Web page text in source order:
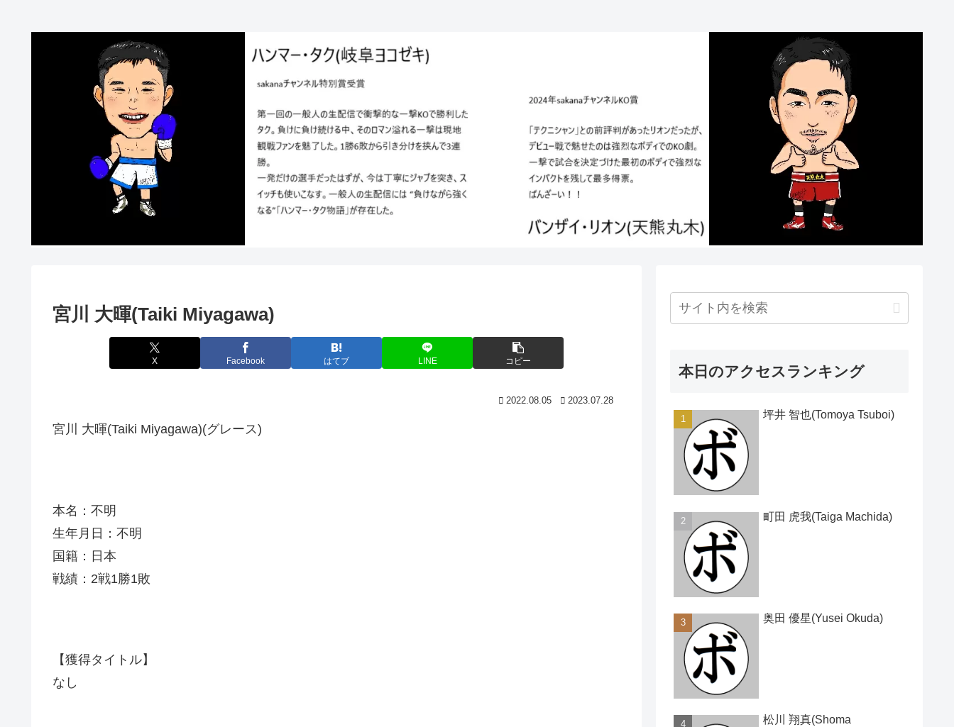
宮川 大暉(Taiki Miyagawa)
X Facebook はてブ LINE コピー
2022.08.05 2023.07.28
宮川 大暉(Taiki Miyagawa)(グレース)
本名：不明
生年月日：不明
国籍：日本
戦績：2戦1勝1敗
【獲得タイトル】
なし
本日のアクセスランキング
坪井 智也(Tomoya Tsuboi)
町田 虎我(Taiga Machida)
奥田 優星(Yusei Okuda)
松川 翔真(Shoma